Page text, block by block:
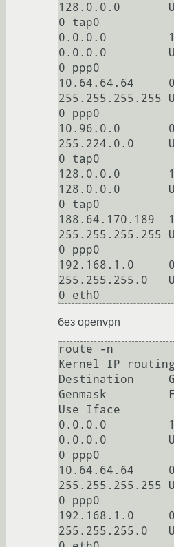
128.0.0.0
0 tap0
0.0.0.0
0.0.0.0
0 ppp0
10.64.64.64
0 ppp0
10.96.0.0
255.224.0.0
0 tap0
128.0.0.0
128.0.0.0
0 tap0
188.64.170.189
0 ppp0
192.168.1.0
255.255.255.0
0 eth0
без openvpn
route -n
Kernel IP
Destination
Genmask
Use Iface
0.0.0.0
0.0.0.0
0 ppp0
10.64.64.64
0 ppp0
192.168.1.0
255.255.255.0